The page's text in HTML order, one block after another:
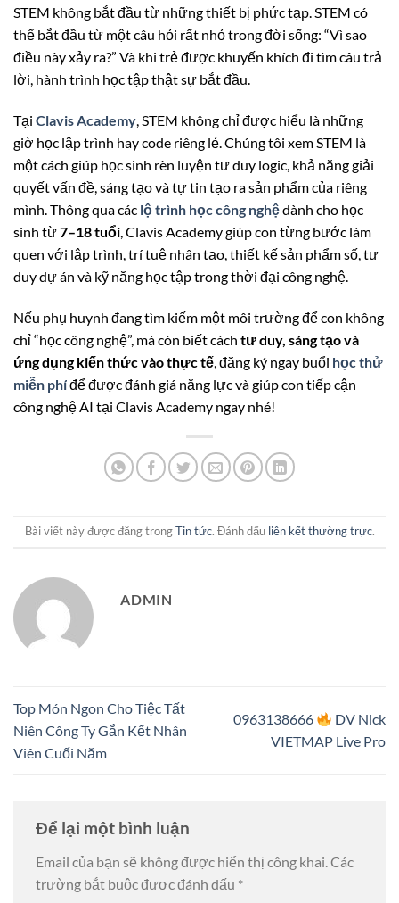
STEM không bắt đầu từ những thiết bị phức tạp. STEM có
thể bắt đầu từ một câu hỏi rất nhỏ trong đời sống: “Vì sao
điều này xảy ra?” Và khi trẻ được khuyến khích đi tìm câu trả
lời, hành trình học tập thật sự bắt đầu.
Tại Clavis Academy, STEM không chỉ được hiểu là những
giờ học lập trình hay code riêng lẻ. Chúng tôi xem STEM là
một cách giúp học sinh rèn luyện tư duy logic, khả năng giải
quyết vấn đề, sáng tạo và tự tin tạo ra sản phẩm của riêng
mình. Thông qua các lộ trình học công nghệdành cho học
sinh từ7–18 tuổi, Clavis Academy giúp con từng bước làm
quen với lập trình, trí tuệ nhân tạo, thiết kế sản phẩm số, tư
duy dự án và kỹ năng học tập trong thời đại công nghệ.
Nếu phụ huynh đang tìm kiếm một môi trường để con không
chỉ “học công nghệ”, mà còn biết cách tư duy, sáng tạo và
ứng dụng kiến thức vào thực tế , đăng ký ngay buổi học thử
miễn phíđể được đánh giá năng lực và giúp con tiếp cận
công nghệ AI tại Clavis Academy ngay nhé!
Bài viết này được đăng trongTin tức. Đánh dấu liên kết thường trực.
ADMIN
Top Món Ngon Cho Tiệc Tất
Niên Công Ty Gắn Kết Nhân
Viên Cuối Năm
0963138666
DV Nick
VIETMAP Live Pro
Để lại một bình luận
Email của bạn sẽ không được hiển thị công khai. Các
trường bắt buộc được đánh dấu *